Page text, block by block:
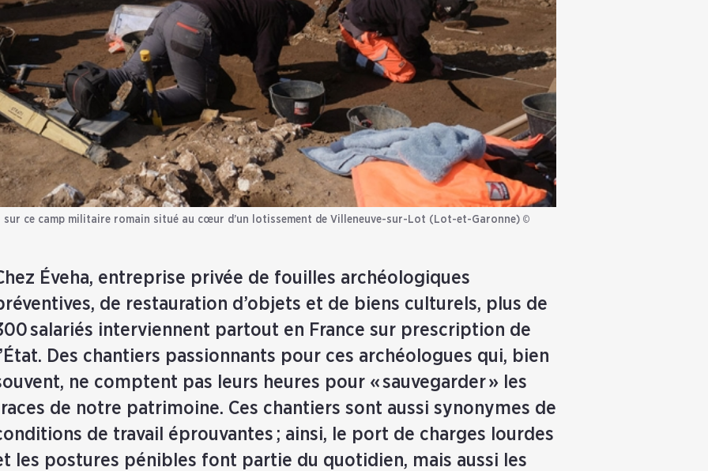
sur ce camp militaire romain situé au cœur d’un lotissement de Villeneuve-sur-Lot (Lot-et-Garonne) ©
Éveha, entreprise privée de fouilles archéologiques
de restauration d’objets et de biens culturels, plus de
salariés interviennent partout en France sur prescription de
Des chantiers passionnants pour ces archéologues qui, bien
ne comptent pas leurs heures pour « sauvegarder » les
de notre patrimoine. Ces chantiers sont aussi synonymes de
de travail éprouvantes ; ainsi, le port de charges lourdes
les postures pénibles font partie du quotidien, mais aussi les